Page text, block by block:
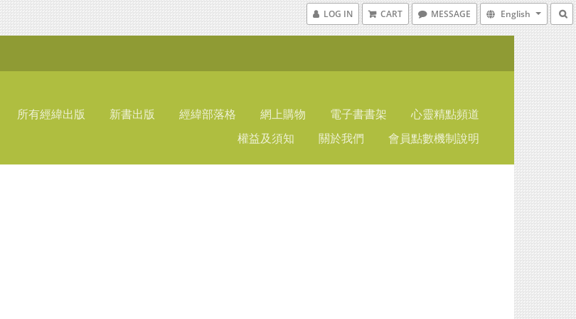
LOG IN CART MESSAGE English
所有經緯出版 新書出版 經緯部落格 網上購物 電子書書架
心靈精點頻道
權益及須知
關於我們 會員點數機制說明